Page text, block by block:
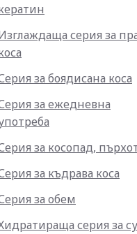
серия за
за боядисана коса
за ежедневна
за косопад,
за къдрава коса
за обем
серия за